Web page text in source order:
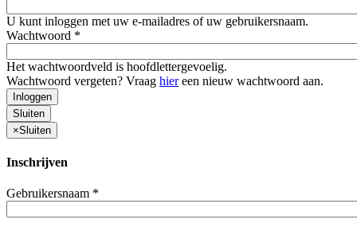
U kunt inloggen met uw e-mailadres of uw gebruikersnaam.
Wachtwoord *
Het wachtwoordveld is hoofdlettergevoelig.
Wachtwoord vergeten? Vraag hiereen nieuw wachtwoord aan.
Inloggen
Sluiten
×Sluiten
Inschrijven
Gebruikersnaam *